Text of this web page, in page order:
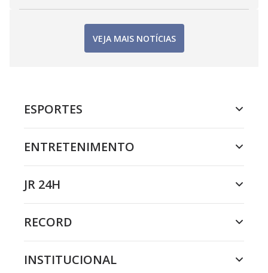
VEJA MAIS NOTÍCIAS
ESPORTES
ENTRETENIMENTO
JR 24H
RECORD
INSTITUCIONAL